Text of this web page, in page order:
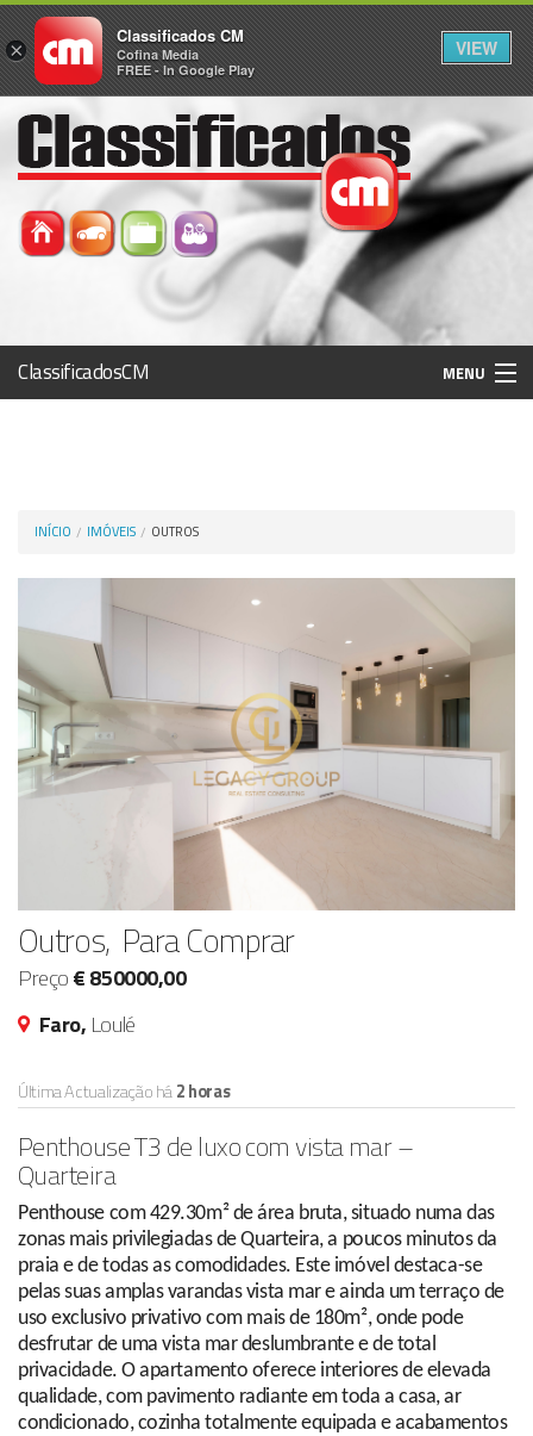
ClassificadosCM MENU
INÍCIO IMÓVEIS OUTROS
Outros, Para Comprar
Preço€ 850000,00
Faro, Loulé
Última Actualização há2 horas
Penthouse T3 de luxo com vista mar –
Quarteira
Penthouse com 429.30m² de área bruta, situado numa das
zonas mais privilegiadas de Quarteira, a poucos minutos da
praia e de todas as comodidades. Este imóvel destaca-se
pelas suas amplas varandas vista mar e ainda um terraço de
uso exclusivo privativo com mais de 180m², onde pode
desfrutar de uma vista mar deslumbrante e de total
privacidade. O apartamento oferece interiores de elevada
qualidade, com pavimento radiante em toda a casa, ar
condicionado, cozinha totalmente equipada e acabamentos
×
Classificados CM
Cofina Media
FREE - In Google Play
VIEW